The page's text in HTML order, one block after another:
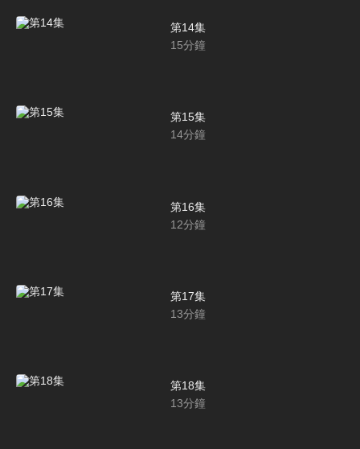
第14集
15分鐘
第15集
14分鐘
第16集
12分鐘
第17集
13分鐘
第18集
13分鐘